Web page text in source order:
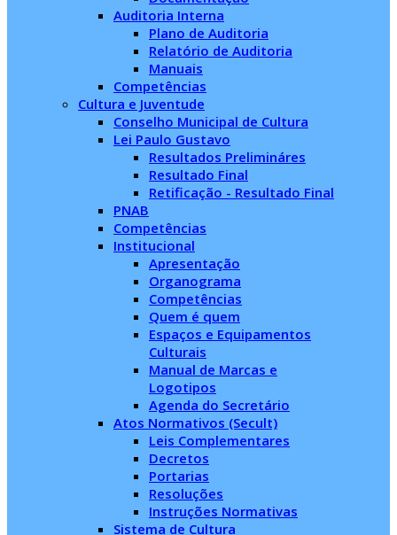
Auditoria Interna
Plano de Auditoria
Relatório de Auditoria
Manuais
Competências
Cultura e Juventude
Conselho Municipal de Cultura
Lei Paulo Gustavo
Resultados Prelimináres
Resultado Final
Retificação - Resultado Final
PNAB
Competências
Institucional
Apresentação
Organograma
Competências
Quem é quem
Espaços e Equipamentos
Culturais
Manual de Marcas e
Logotipos
Agenda do Secretário
Atos Normativos (Secult)
Leis Complementares
Decretos
Portarias
Resoluções
Instruções Normativas
Sistema de Cultura